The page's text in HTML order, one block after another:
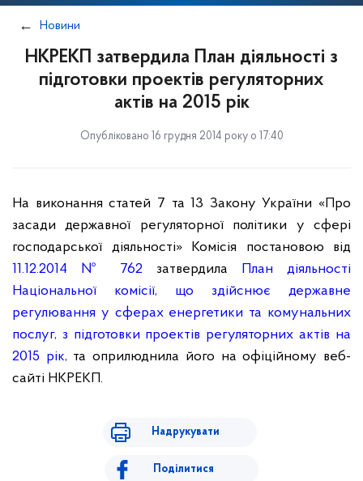
Новини
НКРЕКП затвердила План діяльності з
підготовки проектів регуляторних
актів на 2015 рік
Опубліковано 16 грудня 2014 року о 17:40
На виконання статей 7 та 13 Закону України «Про
засади державної регуляторної політики у сфері
господарської діяльності»Комісія постановою
від
11.12.2014 № 762 затвердила План діяльності
Національної комісії, що здійснює державне
регулювання у сферах енергетики та комунальних
послуг, з підготовки проектів регуляторних актів на
2015 рік, та оприлюднила його на офіційному веб-
сайті НКРЕКП.
Надрукувати
Поділитися